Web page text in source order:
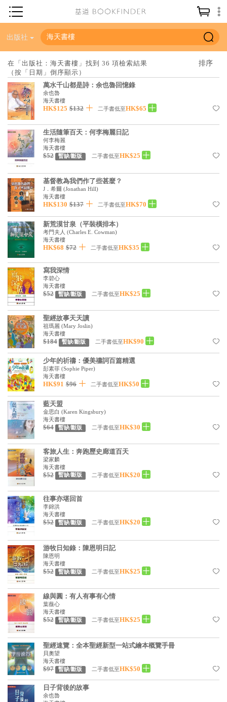
神學／教義
聖經
信仰入門
教會歷史
靈修／禱告
信徒生活
分齡牧養
社會／倫理
哲學／宗教比較
見證／傳記
文藝／勵志
童書
精選影音
其他
禮品專區
得獎作品推介
暢銷榜
中文二手書
英文二手書
精選英文書
基道 Top 50
出版社
在「出版社：海天書樓」找到 36 項檢索結果
（按「日期」倒序顯示）
萬水千山都是詩：余也魯回憶錄
余也魯
海天書樓
HK$125 $132 二手書低至HK$65
生活隨筆百天：何李梅麗日記
何李梅麗
海天書樓
$52 暫缺/斷版 二手書低至HK$25
基督教為我們作了些甚麼？
J．希爾 (Jonathan Hill)
海天書樓
HK$130 $137 二手書低至HK$70
新荒漠甘泉（平裝橫排本）
考門夫人 (Charles E. Cowman)
海天書樓
HK$68 $72 二手書低至HK$35
寫我深情
李碧心
海天書樓
$52 暫缺/斷版 二手書低至HK$25
聖經故事天天讀
祖瑪麗 (Mary Joslin)
海天書樓
$184 暫缺/斷版 二手書低至HK$90
少年的祈禱：優美禱詞百篇精選
彭素菲 (Sophie Piper)
海天書樓
HK$91 $96 二手書低至HK$50
藍天盟
金思白 (Karen Kingsbury)
海天書樓
$64 暫缺/斷版 二手書低至HK$30
客旅人生：奔跑歷史廊道百天
梁家麟
海天書樓
$52 暫缺/斷版 二手書低至HK$20
往事亦堪回首
李錦洪
海天書樓
$52 暫缺/斷版 二手書低至HK$20
游牧日知錄：陳恩明日記
陳恩明
海天書樓
$52 暫缺/斷版 二手書低至HK$25
線與圓：有人有事有心情
葉薇心
海天書樓
$52 暫缺/斷版 二手書低至HK$25
聖經速覽：全本聖經新型一站式繪本概覽手冊
貝奧望
海天書樓
$97 暫缺/斷版 二手書低至HK$50
日子背後的故事
余也魯